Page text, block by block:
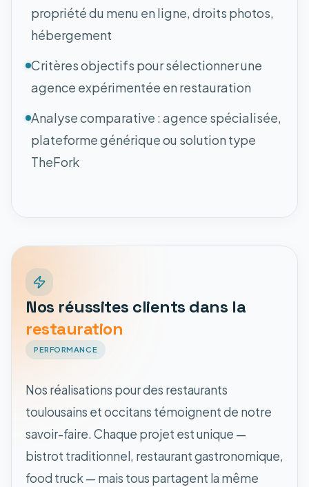
propriété du menu en ligne, droits photos,
hébergement
Critères objectifs pour sélectionner une
agence expérimentée en restauration
Analyse comparative : agence spécialisée,
plateforme générique ou solution type
TheFork
Nos réussites clients dans la
restauration
PERFORMANCE
Nos réalisations pour des restaurants
toulousains et occitans témoignent de notre
savoir-faire. Chaque projet est unique —
bistrot traditionnel, restaurant gastronomique,
food truck — mais tous partagent la même